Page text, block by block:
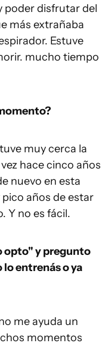
poder disfrutar del
más extrañaba
Estuve
mucho tiempo
muy cerca la
hace cinco años
nuevo en esta
años de estar
Y no es fácil.
opto" y pregunto
entrenás o ya
me ayuda un
momentos